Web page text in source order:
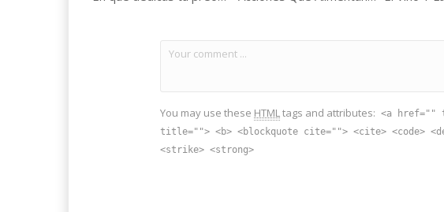
You may use these HTMLtags and attributes: <a href=""
title=""> <b> <blockquote cite=""> <cite> <code>
<strike> <strong>